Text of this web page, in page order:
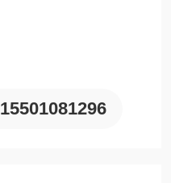
15501081296